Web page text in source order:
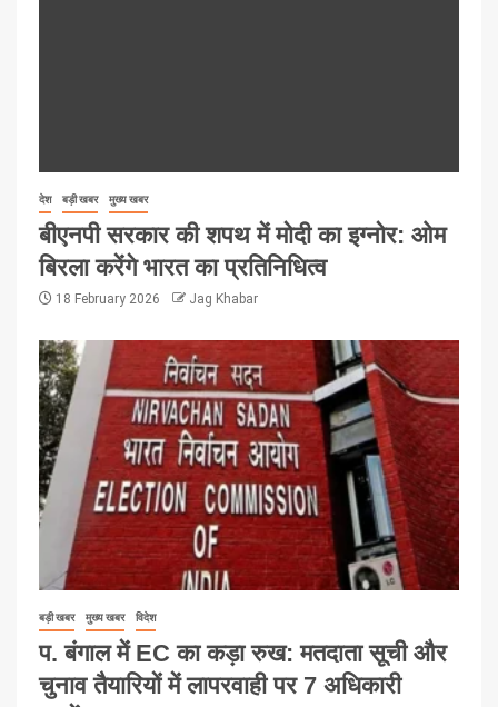
देश बड़ी खबर मुख्य खबर
बीएनपी सरकार की शपथ में मोदी का इग्नोर: ओम
बिरला करेंगे भारत का प्रतिनिधित्व
18 February 2026 Jag Khabar
बड़ी खबर मुख्य खबर विदेश
प. बंगाल में EC का कड़ा रुख: मतदाता सूची और
चुनाव तैयारियों में लापरवाही पर 7 अधिकारी